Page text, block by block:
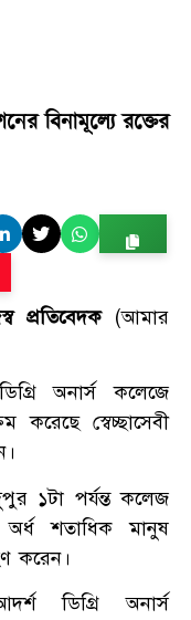
বিনামূল্যে রক্তের
প্রতিবেদক(আমার
অনার্স কলেজে
করেছে স্বেচ্ছাসেবী
১টা পর্যন্ত কলেজ
শতাধিক মানুষ
করেন।
ডিগ্রি অনার্স